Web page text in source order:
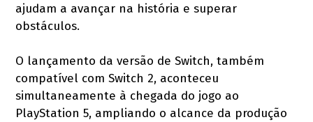
ajudam a avançar na história e superar
obstáculos.
O lançamento da versão de Switch, também
compatível com Switch 2, aconteceu
simultaneamente à chegada do jogo ao
PlayStation 5, ampliando o alcance da produção